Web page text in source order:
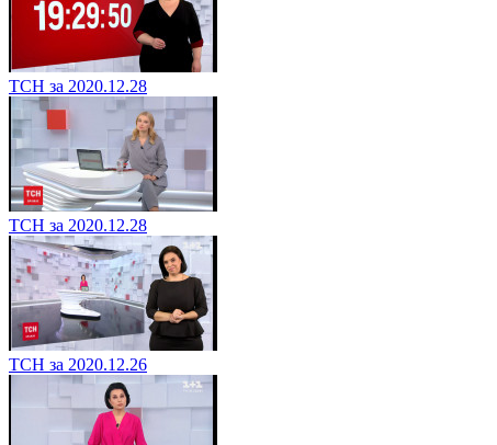
ТСН за 2020.12.28
ТСН за 2020.12.28
ТСН за 2020.12.26